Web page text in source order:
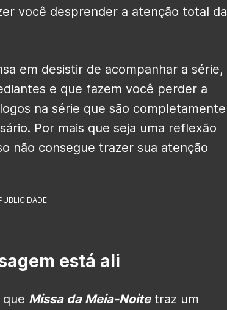
você desprender a atenção total da
em desistir de acompanhar a série,
e que fazem você perder a
na série que são completamente
Por mais que seja uma reflexão
não consegue trazer sua atenção
está ali
Missa da Meia-Noitetraz um